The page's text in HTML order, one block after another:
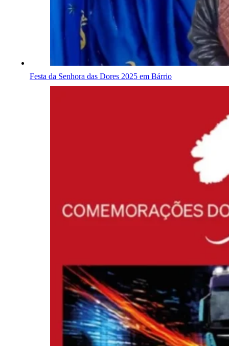
Festa da Senhora das Dores 2025 em Bárrio